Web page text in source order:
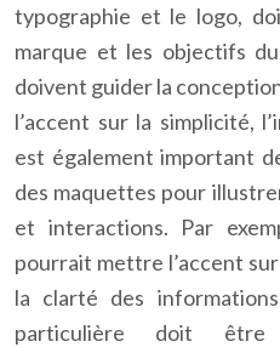
typographie et le logo,
marque et les objectifs
doivent guider la
l’accent sur la simplicité,
est également important
des maquettes pour
et interactions. Par
pourrait mettre l’accent
la clarté des
particulière doit